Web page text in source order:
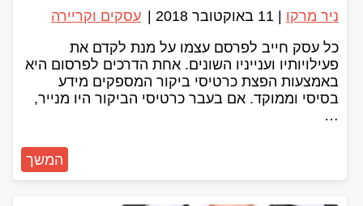
ניר מרקו 11 באוקטובר 2018
עסקים וקריירה
כל עסק חייב לפרסם עצמו על מנת לקדם את
פעילויותיו וענייניו השונים. אחת הדרכים לפרסום היא
באמצעות הפצת כרטיסי ביקור המספקים מידע
בסיסי וממוקד. אם בעבר כרטיסי הביקור היו מנייר,
…
המשך